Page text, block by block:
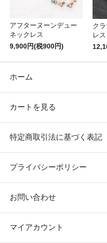
アフターヌーンデュー
ネックレス
9,900円(税900円)
ク
レス
ホーム
カートを見る
特定商取引法に基づく表記
プライバシーポリシー
お問い合わせ
マイアカウント